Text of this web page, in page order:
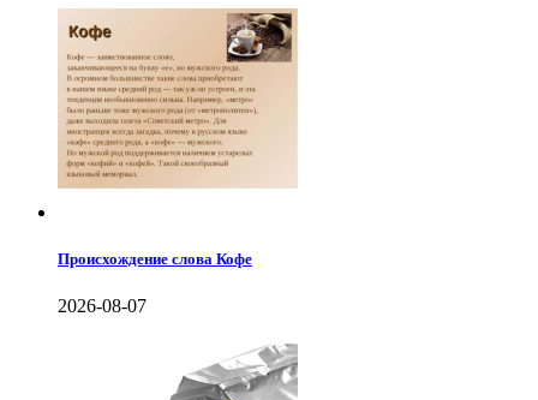
Происхождение слова Кофе
2026-08-07